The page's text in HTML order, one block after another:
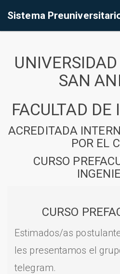
Sistema
SAN
FACULTAD
ACREDITADA
POR EL
CURSO
CURSO
Estimados/as
les presentamos el
telegram.